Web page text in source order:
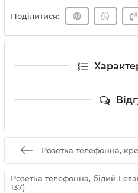
Поділитися:
Розетка телефонна,
Розетка телефонна, білий
137)